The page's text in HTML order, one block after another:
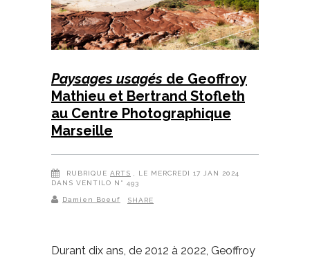
Paysages usagés de Geoffroy
Mathieu et Bertrand Stofleth
au Centre Photographique
Marseille
RUBRIQUE ARTS , LE MERCREDI 17 JAN 2024
DANS VENTILO N° 493
Damien Boeuf SHARE
Durant dix ans, de 2012 à 2022, Geoffroy